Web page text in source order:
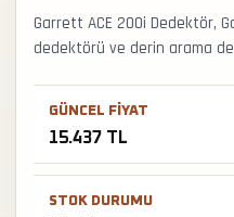
Garrett ACE 200i Dedektör,
dedektörü ve derin arama
büyük hedef ve define
Faturalı satış, Türkiye
teslimat desteğiyle satış ve
alınabilir.
GÜNCEL FIYAT
15.437 TL
STOK DURUMU